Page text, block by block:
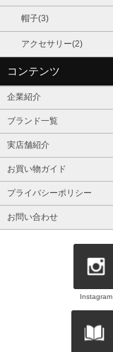
帽子(3)
アクセサリー(2)
コンテンツ
企業紹介
ブランド一覧
実店舗紹介
お買い物ガイド
プライバシーポリシー
お問い合わせ
Instagram